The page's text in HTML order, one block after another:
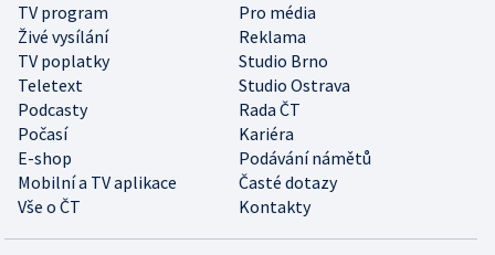
TV program
Pro média
Živé vysílání
Reklama
TV poplatky
Studio Brno
Teletext
Studio Ostrava
Podcasty
Rada ČT
Počasí
Kariéra
E-shop
Podávání námětů
Mobilní a TV aplikace
Časté dotazy
Vše o ČT
Kontakty